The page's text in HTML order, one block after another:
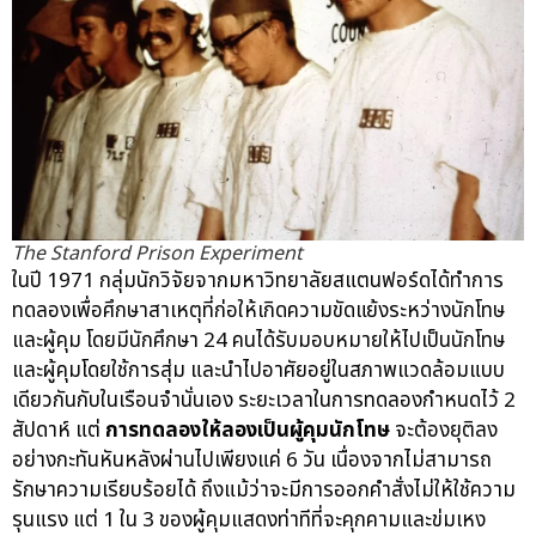
The Stanford Prison Experiment
ในปี 1971 กลุ่มนักวิจัยจากมหาวิทยาลัยสแตนฟอร์ดได้ทำการ
ทดลองเพื่อศึกษาสาเหตุที่ก่อให้เกิดความขัดแย้งระหว่างนักโทษ
และผู้คุม โดยมีนักศึกษา 24 คนได้รับมอบหมายให้ไปเป็นนักโทษ
และผู้คุมโดยใช้การสุ่ม และนำไปอาศัยอยู่ในสภาพแวดล้อมแบบ
เดียวกันกับในเรือนจำนั่นเอง ระยะเวลาในการทดลองกำหนดไว้ 2
สัปดาห์ แต่ การทดลองให้ลองเป็นผู้คุมนักโทษจะต้องยุติลง
อย่างกะทันหันหลังผ่านไปเพียงแค่ 6 วัน เนื่องจากไม่สามารถ
รักษาความเรียบร้อยได้ ถึงแม้ว่าจะมีการออกคำสั่งไม่ให้ใช้ความ
รุนแรง แต่ 1 ใน 3 ของผู้คุมแสดงท่าทีที่จะคุกคามและข่มเหง